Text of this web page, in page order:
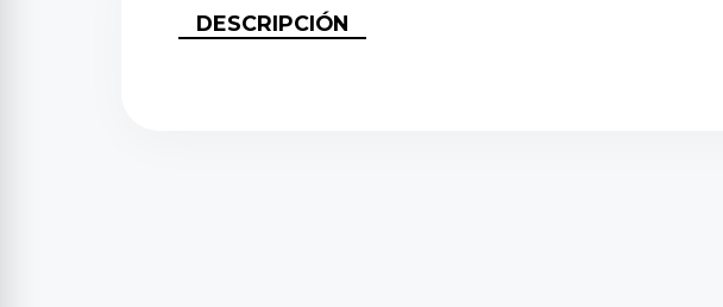
DESCRIPCIÓN